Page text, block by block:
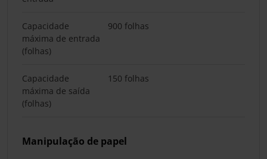
Capacidade
máxima de entrada
(folhas)
900 folhas
Capacidade
máxima de saída
(folhas)
150 folhas
Manipulação de papel